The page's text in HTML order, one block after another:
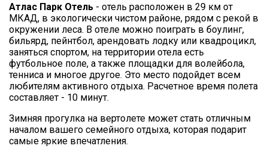
Атлас Парк Отель - отель расположен в 29 км от
МКАД, в экологически чистом районе, рядом с рекой в
окружении леса. В отеле можно поиграть в боулинг,
бильярд, пейнтбол, арендовать лодку или квадроцикл,
заняться спортом, на территории отела есть
футбольное поле, а также площадки для волейбола,
тенниса и многое другое. Это место подойдет всем
любителям активного отдыха. Расчетное время полета
составляет - 10 минут.
Зимняя прогулка на вертолете может стать отличным
началом вашего семейного отдыха, которая подарит
самые яркие впечатления.